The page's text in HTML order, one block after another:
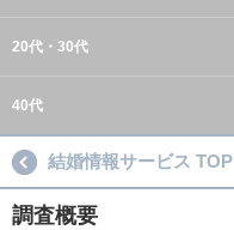
20代・30代
40代
結婚情報サービス TOP
調査概要